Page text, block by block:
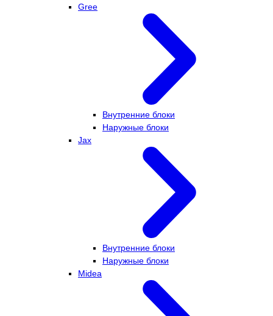
Gree
Внутренние блоки
Наружные блоки
Jax
Внутренние блоки
Наружные блоки
Midea